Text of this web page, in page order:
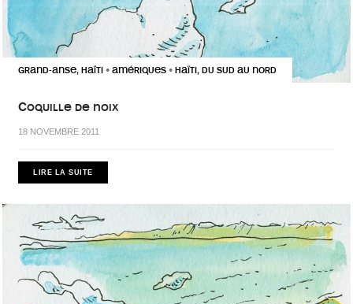
GRAND-ANSE, HAÏTI • AMÉRIQUES • HAÏTI, DU SUD AU NORD
Coquille de noix
18 NOVEMBRE 2011
LIRE LA SUITE